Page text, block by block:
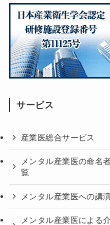
サービス
産業医総合サービス
メンタル産業医の命名
覧
メンタル産業医への講
メンタル産業医による